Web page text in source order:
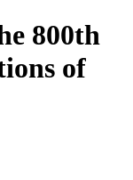
800th
of